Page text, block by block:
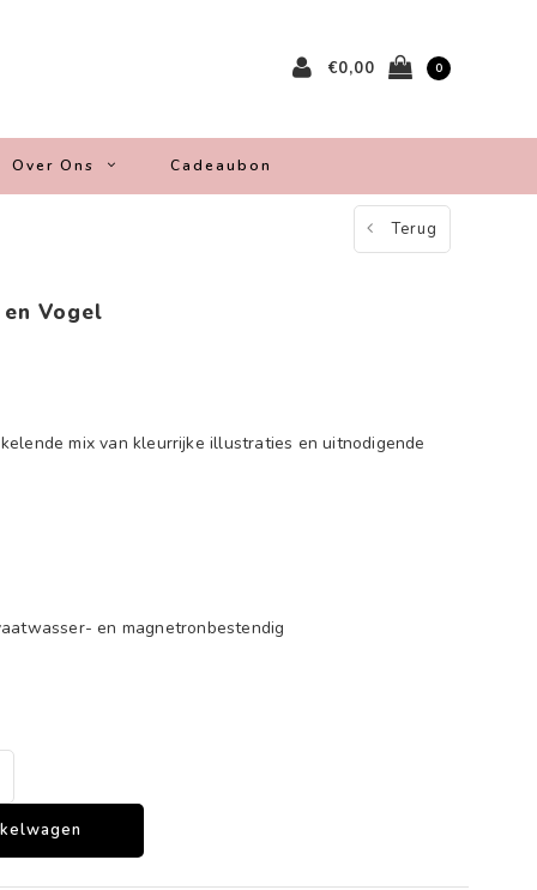
€0,00 0
Over Ons Cadeaubon
Terug
Vogel
mix van kleurrijke illustraties en uitnodigende
en magnetronbestendig